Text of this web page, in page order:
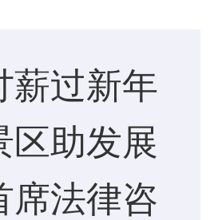
薪过新年
区助发展
法律咨